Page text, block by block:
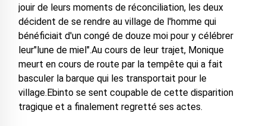
jouir de leurs moments de réconciliation, les deux
décident de se rendre au village de l'homme qui
bénéficiait d'un congé de douze moi pour y célébrer
leur"lune de miel".Au cours de leur trajet, Monique
meurt en cours de route par la tempête qui a fait
basculer la barque qui les transportait pour le
village.Ebinto se sent coupable de cette disparition
tragique et a finalement regretté ses actes.